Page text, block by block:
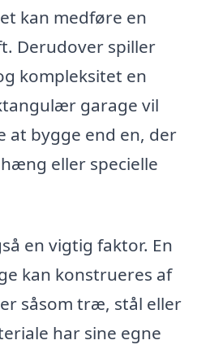
kan medføre en
Derudover spiller
kompleksitet en
garage vil
at bygge end en, der
eller specielle
en vigtig faktor. En
kan konstrueres af
såsom træ, stål eller
har sine egne